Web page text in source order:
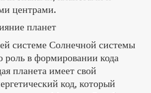
центрами.
планет
системе Солнечной системы
в формировании кода
планета имеет свой
код, который